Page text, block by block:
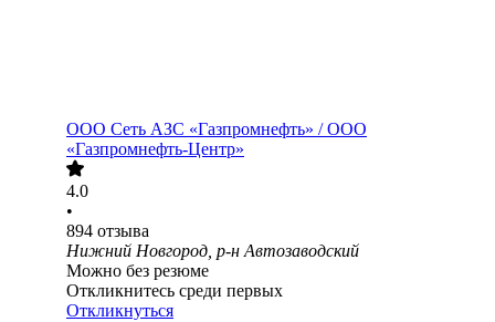
ООО Сеть АЗС «Газпромнефть» / ООО
«Газпромнефть-Центр»
4.0
•
894 отзыва
Нижний Новгород, р-н Автозаводский
Можно без резюме
Откликнитесь среди первых
Откликнуться